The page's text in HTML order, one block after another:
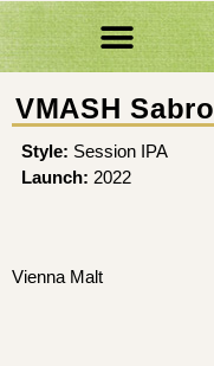
VMASH Sabro
Style: Session IPA
Launch: 2022
Vienna Malt